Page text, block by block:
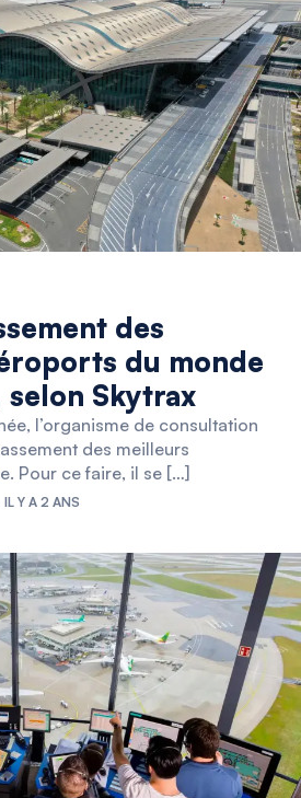
des
du monde
Skytrax
l’organisme de consultation
des meilleurs
Pour ce faire, il se […]
Y A 2 ANS